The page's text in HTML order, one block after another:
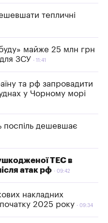
тепличні
майже 25 млн грн
ЗСУ
11:41
та рф запровадити
у Чорному морі
поспіль дешевшає
ТЕС в
атак рф
09:42
накладних
2025 року
09:34